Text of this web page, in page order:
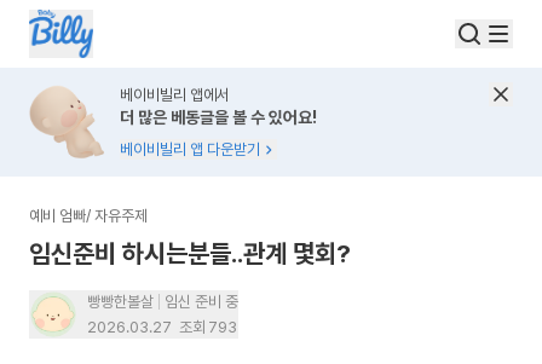
베이비빌리 앱에서
더 많은 베동글을 볼 수 있어요!
베이비빌리 앱 다운받기
예비 엄빠/ 자유주제
임신준비 하시는분들..관계 몇회?
빵빵한볼살
임신 준비 중
2026.03.27 조회 793